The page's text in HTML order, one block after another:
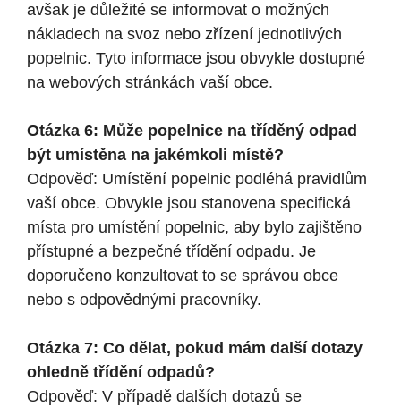
avšak je důležité se informovat o možných
nákladech na svoz nebo zřízení jednotlivých
popelnic. Tyto informace jsou obvykle dostupné
na webových stránkách vaší obce.
Otázka 6: Může popelnice na tříděný odpad
být umístěna na jakémkoli místě?
Odpověď: Umístění popelnic podléhá pravidlům
vaší obce. Obvykle jsou stanovena specifická
místa pro umístění popelnic, aby bylo zajištěno
přístupné a bezpečné třídění odpadu. Je
doporučeno konzultovat to se správou obce
nebo s odpovědnými pracovníky.
Otázka 7: Co dělat, pokud mám další dotazy
ohledně třídění odpadů?
Odpověď: V případě dalších dotazů se